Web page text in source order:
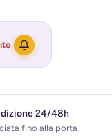
24/48h
fino alla porta